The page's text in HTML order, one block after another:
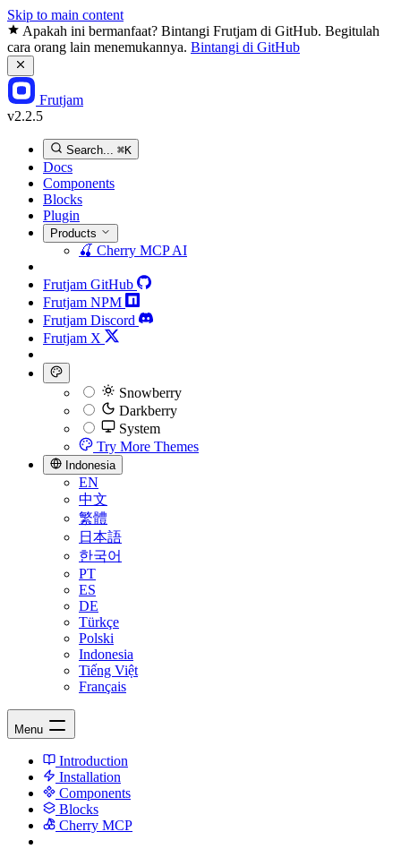
Skip to main content
Apakah ini bermanfaat? Bintangi Frutjam di GitHub. Begitulah
cara orang lain menemukannya. Bintangi di GitHub
Frutjam
v2.2.5
Search... ⌘K
Docs
Components
Blocks
Plugin
Products
🍒 Cherry MCPAI
Frutjam GitHub
Frutjam NPM
Frutjam Discord
Frutjam X
Snowberry
Darkberry
System
Try More Themes
Indonesia
EN
中文
繁體
日本語
한국어
PT
ES
DE
Türkçe
Polski
Indonesia
Tiếng Việt
Français
Menu
Introduction
Installation
Components
Blocks
Cherry MCP